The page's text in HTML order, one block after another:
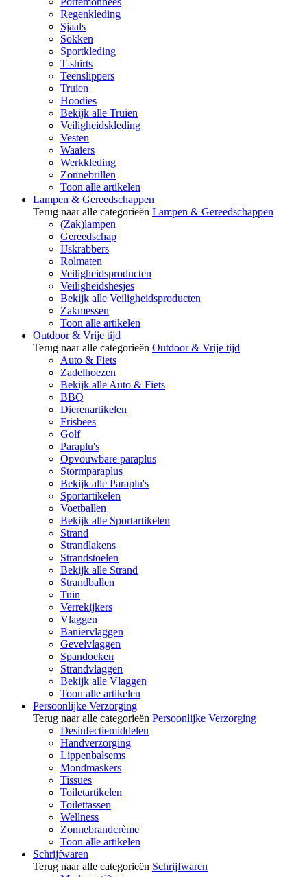
Regenkleding
Sjaals
Sokken
Sportkleding
T-shirts
Teenslippers
Truien
Hoodies
Bekijk alle Truien
Veiligheidskleding
Vesten
Waaiers
Werkkleding
Zonnebrillen
Toon alle artikelen
Lampen & Gereedschappen
Terug naar alle categorieën Lampen & Gereedschappen
(Zak)lampen
Gereedschap
IJskrabbers
Rolmaten
Veiligheidsproducten
Veiligheidshesjes
Bekijk alle Veiligheidsproducten
Zakmessen
Toon alle artikelen
Outdoor & Vrije tijd
Terug naar alle categorieën Outdoor & Vrije tijd
Auto & Fiets
Zadelhoezen
Bekijk alle Auto & Fiets
BBQ
Dierenartikelen
Frisbees
Golf
Paraplu's
Opvouwbare paraplus
Stormparaplus
Bekijk alle Paraplu's
Sportartikelen
Voetballen
Bekijk alle Sportartikelen
Strand
Strandlakens
Strandstoelen
Bekijk alle Strand
Strandballen
Tuin
Verrekijkers
Vlaggen
Baniervlaggen
Gevelvlaggen
Spandoeken
Strandvlaggen
Bekijk alle Vlaggen
Toon alle artikelen
Persoonlijke Verzorging
Terug naar alle categorieën Persoonlijke Verzorging
Desinfectiemiddelen
Handverzorging
Lippenbalsems
Mondmaskers
Tissues
Toiletartikelen
Toilettassen
Wellness
Zonnebrandcrème
Toon alle artikelen
Schrijfwaren
Terug naar alle categorieën Schrijfwaren